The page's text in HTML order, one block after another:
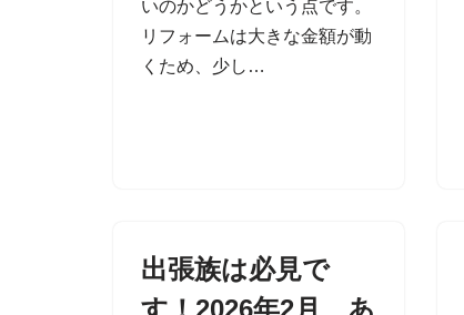
いのかどうかという点です。
リフォームは大きな金額が動
くため、少し…
出張族は必見で
す！2026年2月、あ